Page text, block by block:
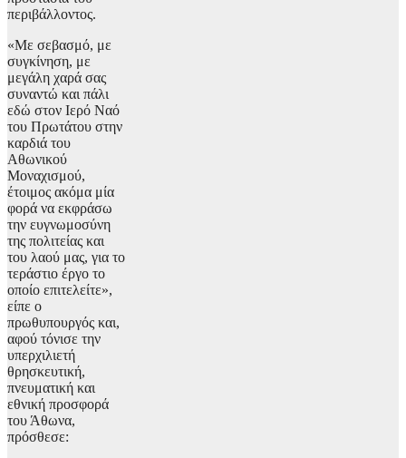
περιβάλλοντος.
«Με σεβασμό, με
συγκίνηση, με
μεγάλη χαρά σας
συναντώ και πάλι
εδώ στον Ιερό Ναό
του Πρωτάτου στην
καρδιά του
Αθωνικού
Μοναχισμού,
έτοιμος ακόμα μία
φορά να εκφράσω
την ευγνωμοσύνη
της πολιτείας και
του λαού μας, για το
τεράστιο έργο το
οποίο επιτελείτε»,
είπε ο
πρωθυπουργός και,
αφού τόνισε την
υπερχιλιετή
θρησκευτική,
πνευματική και
εθνική προσφορά
του Άθωνα,
πρόσθεσε: